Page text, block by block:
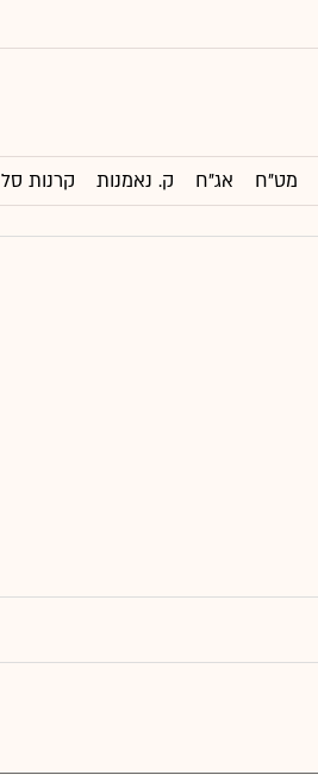
מט"ח אג"ח ק. נאמנות קרנות סל